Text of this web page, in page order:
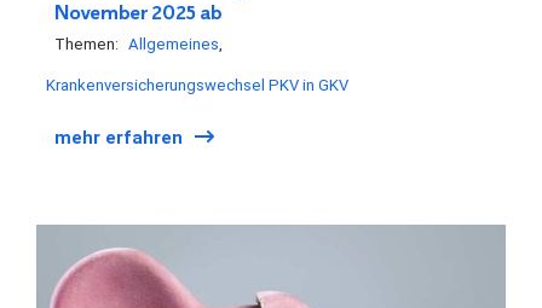
November 2025 ab
Themen: Allgemeines
Krankenversicherungswechsel PKV in GKV
mehr erfahren